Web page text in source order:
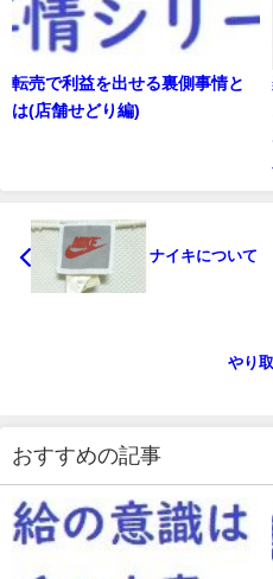
転売で利益を出せる裏側事情と
は(店舗せどり編)
ナイキについて
やり
おすすめの記事